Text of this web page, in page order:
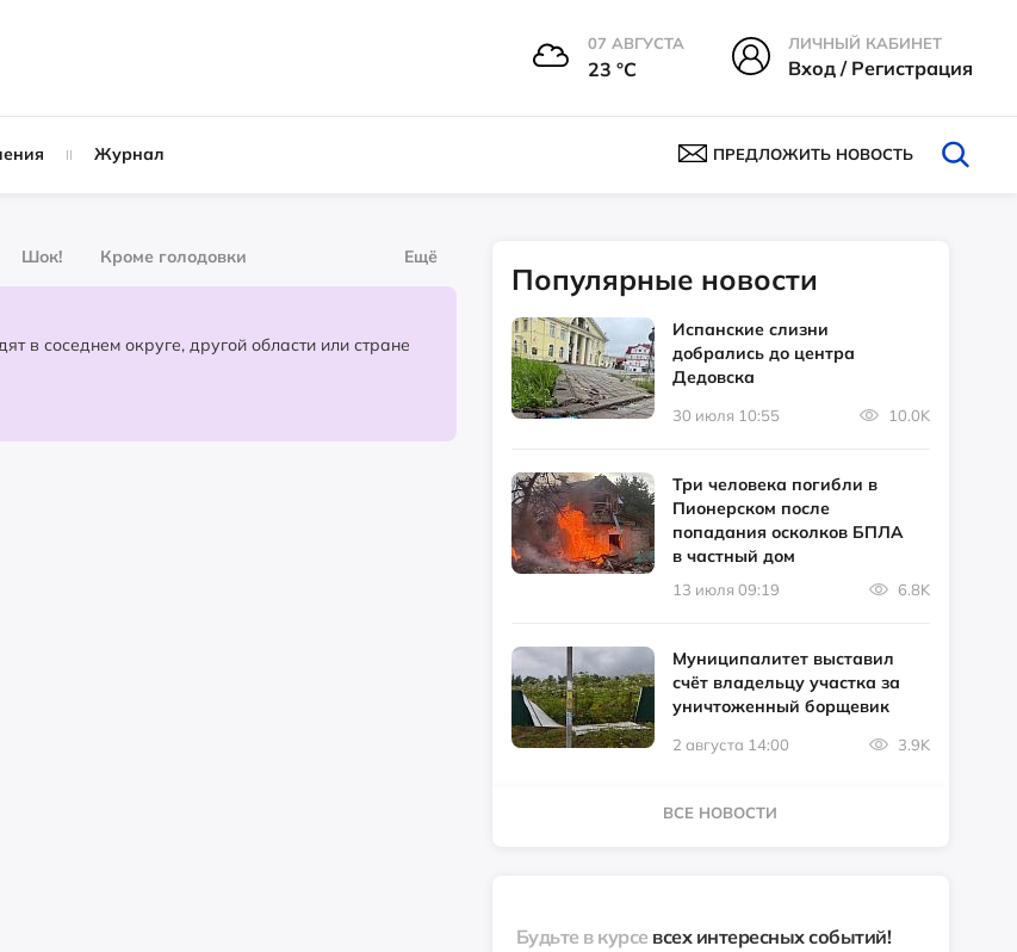
07 АВГУСТА
23 °С
ЛИЧНЫЙ КАБИНЕТ
Вход / Регистрация
Журнал ПРЕДЛОЖИТЬ НОВОСТЬ
Шок! Кроме голодовки Ещё
События, которые происходят в соседнем округе, другой области или стране
Популярные новости
Испанские слизни
добрались до центра
Дедовска
30 июля 10:55 10.0K
Три человека погибли в
Пионерском после
попадания осколков БПЛА
в частный дом
13 июля 09:19 6.8K
Муниципалитет выставил
счёт владельцу участка за
уничтоженный борщевик
2 августа 14:00 3.9K
ВСЕ НОВОСТИ
Будьте в курсе всех интересных событий!